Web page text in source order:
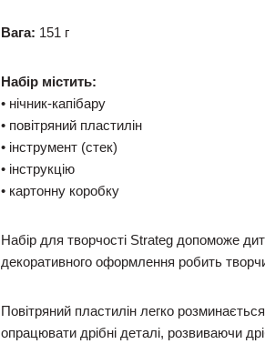
Вага: 151 г
Набір містить:
• нічник-капібару
• повітряний пластилін
• інструмент (стек)
• інструкцію
• картонну коробку
Набір для творчості Strateg допоможе
декоративного оформлення робить
Повітряний пластилін легко
опрацювати дрібні деталі, розвиваючи